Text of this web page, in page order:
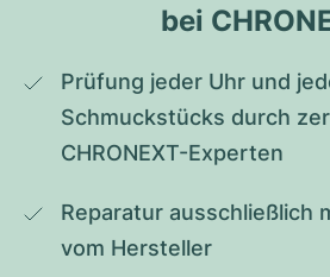
bei
Prüfung jeder Uhr und
Schmuckstücks durch
CHRONEXT-Experten
Reparatur ausschließlich
vom Hersteller